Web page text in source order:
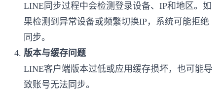
LINE同步过程中会检测登录设备、IP和地区。如
果检测到异常设备或频繁切换IP，系统可能拒绝
同步。
版本与缓存问题
LINE客户端版本过低或应用缓存损坏，也可能导
致账号无法同步。